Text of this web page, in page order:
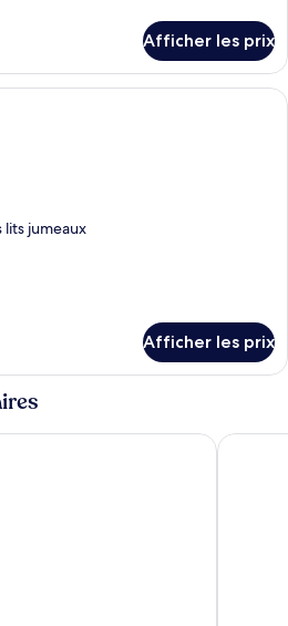
Afficher les prix
Suite studio Junior | Literie
lits jumeaux
Afficher les prix
Vienna Hotel